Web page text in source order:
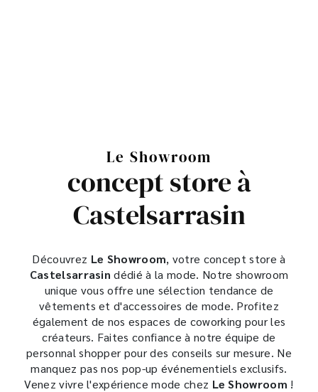
Le Showroom
concept store à
Castelsarrasin
Découvrez Le Showroom, votre concept store à
Castelsarrasin dédié à la mode. Notre showroom
unique vous offre une sélection tendance de
vêtements et d'accessoires de mode. Profitez
également de nos espaces de coworking pour les
créateurs. Faites confiance à notre équipe de
personnal shopper pour des conseils sur mesure. Ne
manquez pas nos pop-up événementiels exclusifs.
Venez vivre l'expérience mode chez Le Showroom !